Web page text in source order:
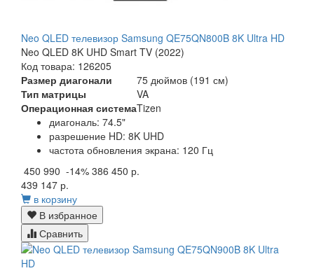
Neo QLED телевизор Samsung QE75QN800B 8K Ultra HD
Neo QLED 8K UHD Smart TV (2022)
Код товара: 126205
Размер диагонали
75 дюймов (191 см)
Тип матрицы
VA
Операционная системаTizen
диагональ: 74.5"
разрешение HD: 8K UHD
частота обновления экрана: 120 Гц
450 990 -14% 386 450 р.
439 147 р.
в корзину
В избранное
Сравнить